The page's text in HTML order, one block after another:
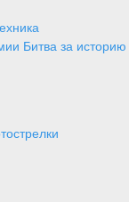
Битва за историю